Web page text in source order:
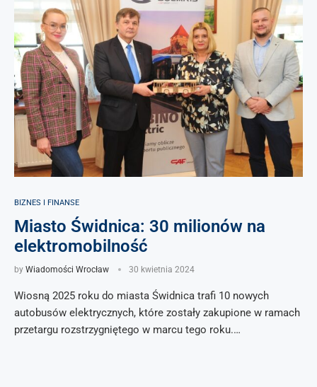
BIZNES I FINANSE
Miasto Świdnica: 30 milionów na
elektromobilność
by Wiadomości Wrocław 30 kwietnia 2024
Wiosną 2025 roku do miasta Świdnica trafi 10 nowych
autobusów elektrycznych, które zostały zakupione w ramach
przetargu rozstrzygniętego w marcu tego roku.…